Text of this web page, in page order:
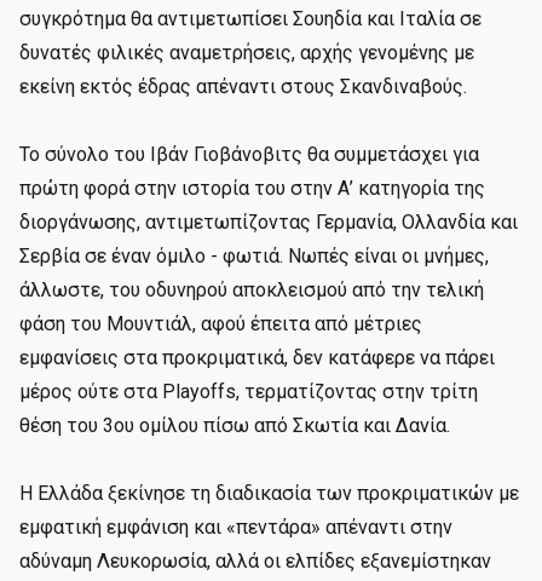
συγκρότημα θα αντιμετωπίσει Σουηδία και Ιταλία σε
δυνατές φιλικές αναμετρήσεις, αρχής γενομένης με
εκείνη εκτός έδρας απέναντι στους Σκανδιναβούς.
Το σύνολο του Ιβάν Γιοβάνοβιτς θα συμμετάσχει για
πρώτη φορά στην ιστορία του στην Α’ κατηγορία της
διοργάνωσης, αντιμετωπίζοντας Γερμανία, Ολλανδία και
Σερβία σε έναν όμιλο - φωτιά. Νωπές είναι οι μνήμες,
άλλωστε, του οδυνηρού αποκλεισμού από την τελική
φάση του Μουντιάλ, αφού έπειτα από μέτριες
εμφανίσεις στα προκριματικά, δεν κατάφερε να πάρει
μέρος ούτε στα Playoffs, τερματίζοντας στην τρίτη
θέση του 3ου ομίλου πίσω από Σκωτία και Δανία.
Η Ελλάδα ξεκίνησε τη διαδικασία των προκριματικών με
εμφατική εμφάνιση και «πεντάρα» απέναντι στην
αδύναμη Λευκορωσία, αλλά οι ελπίδες εξανεμίστηκαν